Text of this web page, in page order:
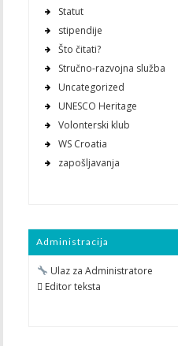
Statut
stipendije
Što čitati?
Stručno-razvojna služba
Uncategorized
UNESCO Heritage
Volonterski klub
WS Croatia
zapošljavanja
Administracija
Ulaz za Administratore
 Editor teksta